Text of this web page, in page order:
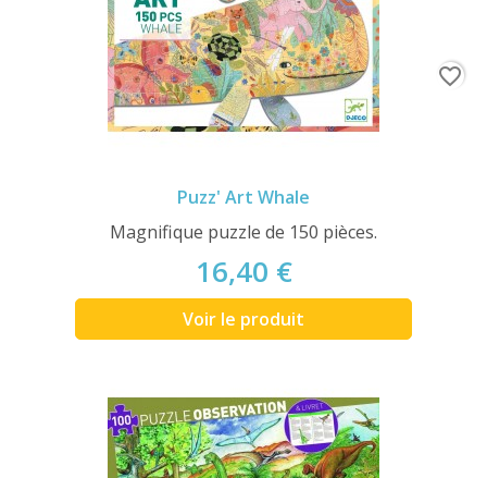
Puzz' Art Whale
Magnifique puzzle de 150 pièces.
16,40 €
Voir le produit
favorite_border